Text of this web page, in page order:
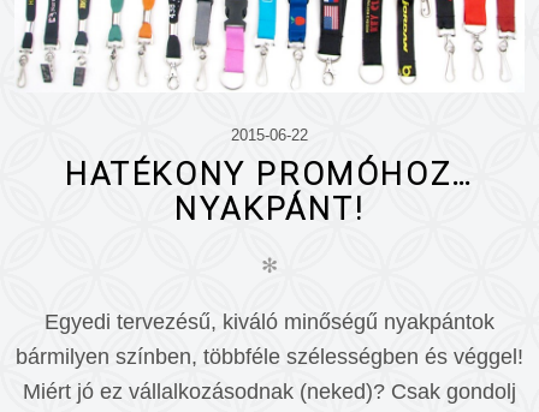
2015-06-22
HATÉKONY PROMÓHOZ…
NYAKPÁNT!
✻
Egyedi tervezésű, kiváló minőségű nyakpántok
bármilyen színben, többféle szélességben és véggel!
Miért jó ez vállalkozásodnak (neked)? Csak gondolj